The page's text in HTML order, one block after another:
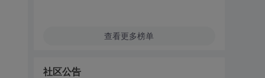
查看更多榜单
社区公告